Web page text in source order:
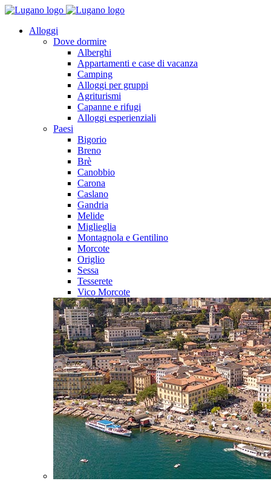
Alloggi
Dove dormire
Alberghi
Appartamenti e case di vacanza
Camping
Alloggi per gruppi
Agriturismi
Capanne e rifugi
Alloggi esperienziali
Paesi
Bigorio
Breno
Brè
Canobbio
Carona
Caslano
Gandria
Melide
Miglieglia
Montagnola e Gentilino
Morcote
Origlio
Sessa
Tesserete
Vico Morcote